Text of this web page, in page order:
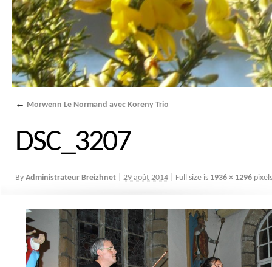
← Morwenn Le Normand avec Koreny Trio
DSC_3207
By Administrateur Breizhnet 29 août 2014 Full size is 1936 × 1296 pixels